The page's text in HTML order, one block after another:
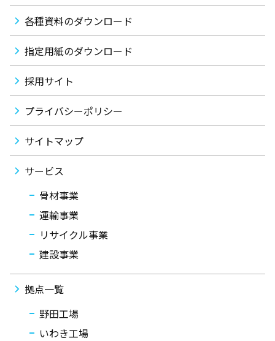
各種資料のダウンロード
指定用紙のダウンロード
採用サイト
プライバシーポリシー
サイトマップ
サービス
骨材事業
運輸事業
リサイクル事業
建設事業
拠点一覧
野田工場
いわき工場